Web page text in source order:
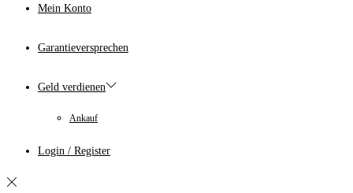
Mein Konto
Garantieversprechen
Geld verdienen
Ankauf
Login / Register